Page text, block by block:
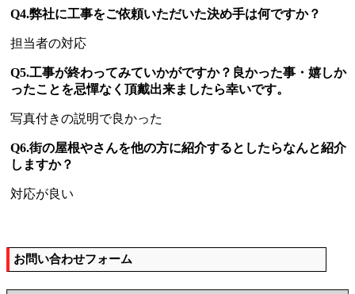
Q4.弊社に工事をご依頼いただいた決め手は何ですか？
担当者の対応
Q5.工事が終わってみていかがですか？良かった事・嬉しか
ったことを忌憚なく頂戴出来ましたら幸いです。
写真付きの説明で良かった
Q6.街の屋根やさんを他の方に紹介するとしたらなんと紹介
しますか？
対応が良い
お問い合わせフォーム